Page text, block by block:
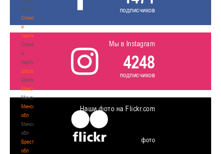
волонтером
Спонсоры
и
партнеры
Спонсоры
и
партнеры
Школы
Школы
Минск
Минск
Минская
обл
Минская
обл
Брестская
обл
подписчиков
Мы в Instagram
4248
подписчиков
Наши фото на Flickr.com
фото